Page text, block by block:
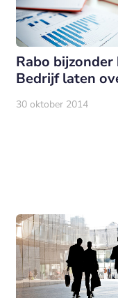
Rabo bijzonder
Bedrijf laten
30 oktober 2014